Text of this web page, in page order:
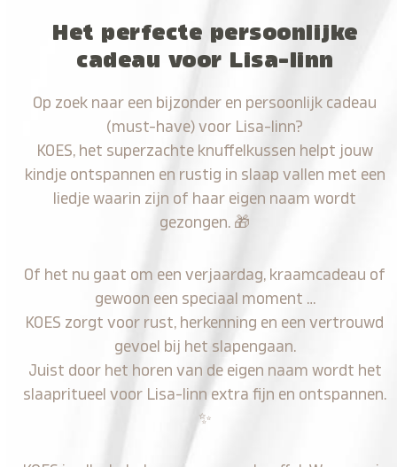
Het perfecte persoonlijke
cadeau voor Lisa-linn
Op zoek naar een bijzonder en persoonlijk cadeau
(must-have) voor Lisa-linn?
KOES, het superzachte knuffelkussen helpt jouw
kindje ontspannen en rustig in slaap vallen met een
liedje waarin zijn of haar eigen naam wordt
gezongen. 🎁
Of het nu gaat om een verjaardag, kraamcadeau of
gewoon een speciaal moment …
KOES zorgt voor rust, herkenning en een vertrouwd
gevoel bij het slapengaan.
Juist door het horen van de eigen naam wordt het
slaapritueel voor Lisa-linn extra fijn en ontspannen.
✨